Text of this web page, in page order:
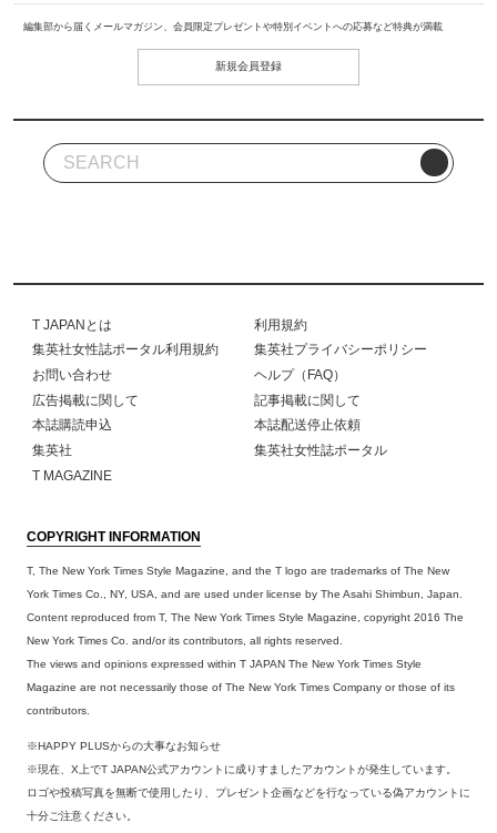
編集部から届くメールマガジン、会員限定プレゼントや特別イベントへの応募など特典が満載
新規会員登録
T JAPANとは
利用規約
集英社女性誌ポータル利用規約
集英社プライバシーポリシー
お問い合わせ
ヘルプ（FAQ）
広告掲載に関して
記事掲載に関して
本誌購読申込
本誌配送停止依頼
集英社
集英社女性誌ポータル
T MAGAZINE
COPYRIGHT INFORMATION
T, The New York Times Style Magazine, and the T logo are trademarks of The New
York Times Co., NY, USA, and are used under license by The Asahi Shimbun, Japan.
Content reproduced from T, The New York Times Style Magazine, copyright 2016 The
New York Times Co. and/or its contributors, all rights reserved.
The views and opinions expressed within T JAPAN The New York Times Style
Magazine are not necessarily those of The New York Times Company or those of its
contributors.
※HAPPY PLUSからの大事なお知らせ
※現在、X上でT JAPAN公式アカウントに成りすましたアカウントが発生しています。
ロゴや投稿写真を無断で使用したり、プレゼント企画などを行なっている偽アカウントに
十分ご注意ください。